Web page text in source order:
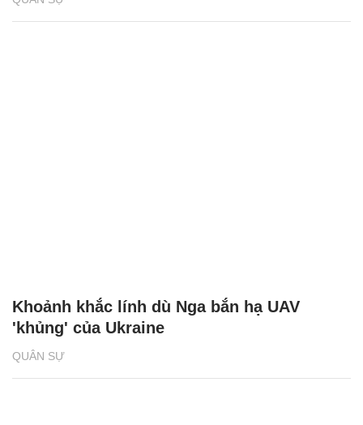
QUÂN SỰ
Khoảnh khắc lính dù Nga bắn hạ UAV
'khủng' của Ukraine